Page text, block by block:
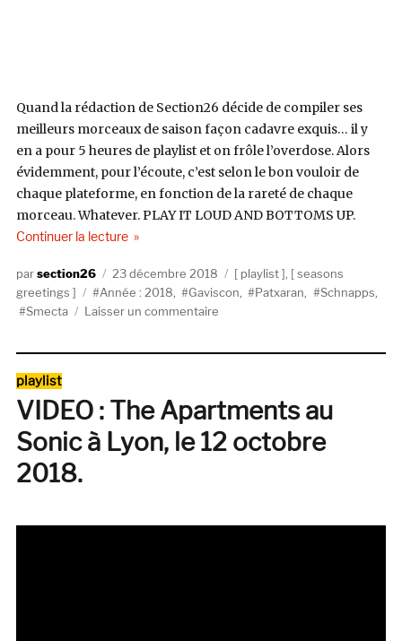
Quand la rédaction de Section26 décide de compiler ses
meilleurs morceaux de saison façon cadavre exquis… il y
en a pour 5 heures de playlist et on frôle l’overdose. Alors
évidemment, pour l’écoute, c’est selon le bon vouloir de
chaque plateforme, en fonction de la rareté de chaque
morceau. Whatever. PLAY IT LOUD AND BOTTOMS UP.
Continuer la lecturede « Christmas Overdose »
Auteursection26
Publié
le
23 décembre 2018 Catégories
playlist
seasons
greetings
Étiquettes
Année : 2018 Gaviscon Patxaran Schnapps
Smecta
Laisser un commentaire
Catégories
playlist
VIDEO : The Apartments au
Sonic à Lyon, le 12 octobre
2018.